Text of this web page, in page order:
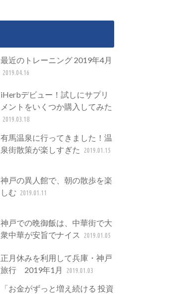
最近のトレーニング 2019年4月
2019.04.16
iHerbデビュー！試しにサプリ
メントをいくつか購入してみた
2019.03.18
有馬温泉に行ってきました！温
泉街散策が楽しすぎた
2019.01.15
神戸の異人館で、朝の散歩を楽
しむ 2019.01.11
神戸での晩御飯は、中華街で大
衆中華が安旨でナイス
2019.01.05
正月休みを利用して兵庫・神戸
旅行 2019年1月
2019.01.03
「お金がずっと増え続ける 投資